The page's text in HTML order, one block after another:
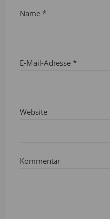
Name *
E-Mail-Adresse *
Website
Kommentar